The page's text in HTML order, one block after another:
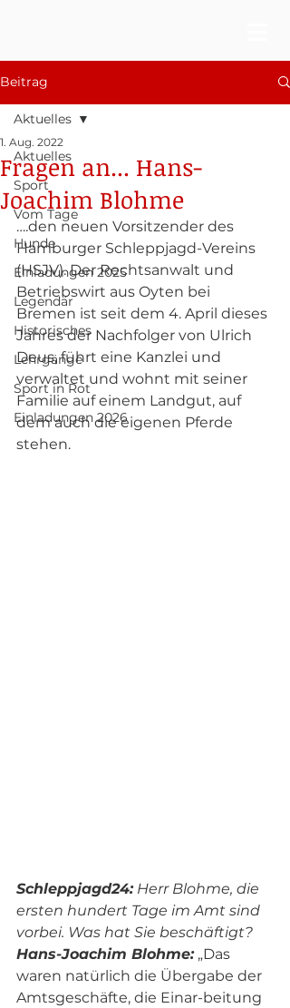
Beitrag
Aktuelles
Sport
Vom Tage
Hunde
Einladungen 2025
Legendär
Historisches
Lehrgänge
Sport in Rot
Einladungen 2026
Aktuelles
Fragen an... Hans-
Joachim Blohme
1. Aug. 2022
….den neuen Vorsitzender des
Hamburger Schleppjagd-Vereins
(HSJV). Der Rechtsanwalt und
Betriebswirt aus Oyten bei
Bremen ist seit dem 4. April dieses
Jahres der Nachfolger von Ulrich
Deus, führt eine Kanzlei und
verwaltet und wohnt mit seiner
Familie auf einem Landgut, auf
dem auch die eigenen Pferde
stehen.
Schleppjagd24: Herr Blohme, die
ersten hundert Tage im Amt sind
vorbei. Was hat Sie beschäftigt?
Hans-Joachim Blohme: „Das
waren natürlich die Übergabe der
Amtsgeschäfte, die Einar-beitung